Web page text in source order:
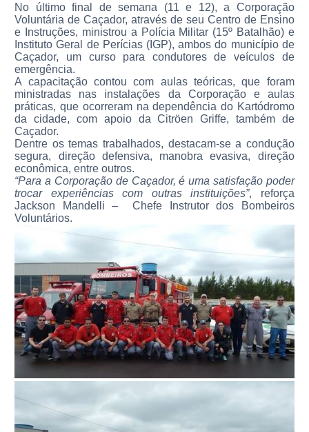
No último final de semana (11 e 12), a Corporação
Voluntária de Caçador, através de seu Centro de Ensino
e Instruções, ministrou a Polícia Militar (15º Batalhão) e
Instituto Geral de Perícias (IGP), ambos do município de
Caçador, um curso para condutores de veículos de
emergência.
A capacitação contou com aulas teóricas, que foram
ministradas nas instalações da Corporação e aulas
práticas, que ocorreram na dependência do Kartódromo
da cidade, com apoio da Citröen Griffe, também de
Caçador.
Dentre os temas trabalhados, destacam-se a condução
segura, direção defensiva, manobra evasiva, direção
econômica, entre outros.
“Para a Corporação de Caçador, é uma satisfação poder
trocar experiências com outras instituições”, reforça
Jackson Mandelli –
Chefe Instrutor dos Bombeiros
Voluntários.